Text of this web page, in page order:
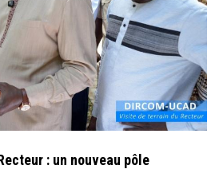
: un nouveau pôle